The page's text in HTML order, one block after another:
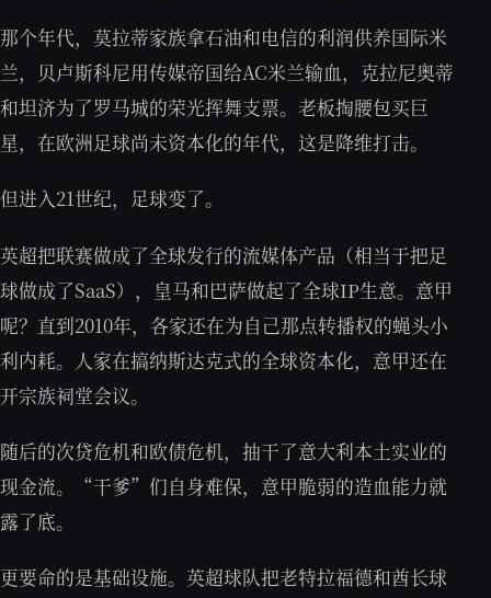
那个年代，莫拉蒂家族拿石油和电信的利润供养国际米
兰，贝卢斯科尼用传媒帝国给AC米兰输血，克拉尼奥蒂
和坦济为了罗马城的荣光挥舞支票。老板掏腰包买巨
星，在欧洲足球尚未资本化的年代，这是降维打击。
但进入21世纪，足球变了。
英超把联赛做成了全球发行的流媒体产品（相当于把足
球做成了SaaS），皇马和巴萨做起了全球IP生意。意甲
呢？直到2010年，各家还在为自己那点转播权的蝇头小
利内耗。人家在搞纳斯达克式的全球资本化，意甲还在
开宗族祠堂会议。
随后的次贷危机和欧债危机，抽干了意大利本土实业的
现金流。“干爹”们自身难保，意甲脆弱的造血能力就
露了底。
更要命的是基础设施。英超球队把老特拉福德和酋长球